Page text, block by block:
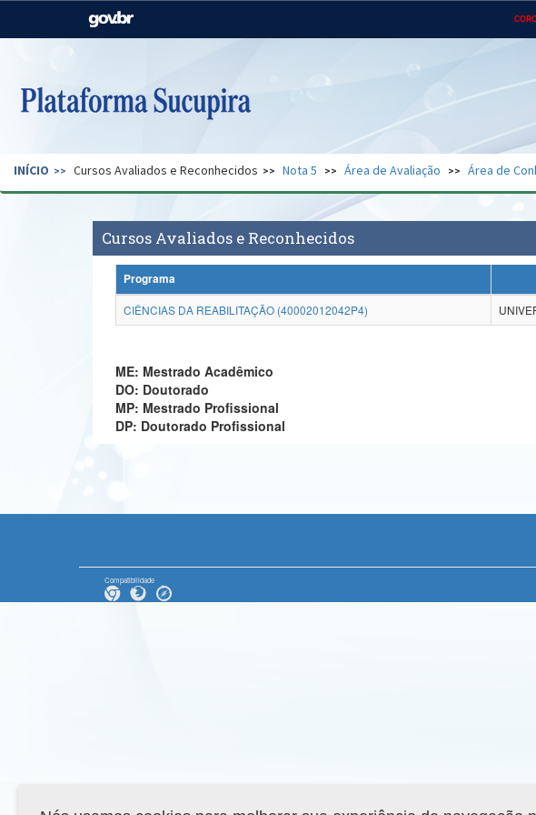
Casa Civil
Pecuária e Abastecimento
Ministério do
Regional
Secretaria de Governo Gabinete de Segurança Advocacia-Geral da
INÍCIO Cursos Avaliados e Reconhecidos Nota 5 Área de Avaliação Área de
Cursos Avaliados e Reconhecidos
Programa
CIÊNCIAS DA REABILITAÇÃO (40002012042P4)
ME: Mestrado Acadêmico
DO: Doutorado
MP: Mestrado Profissional
DP: Doutorado Profissional
Compatibilidade